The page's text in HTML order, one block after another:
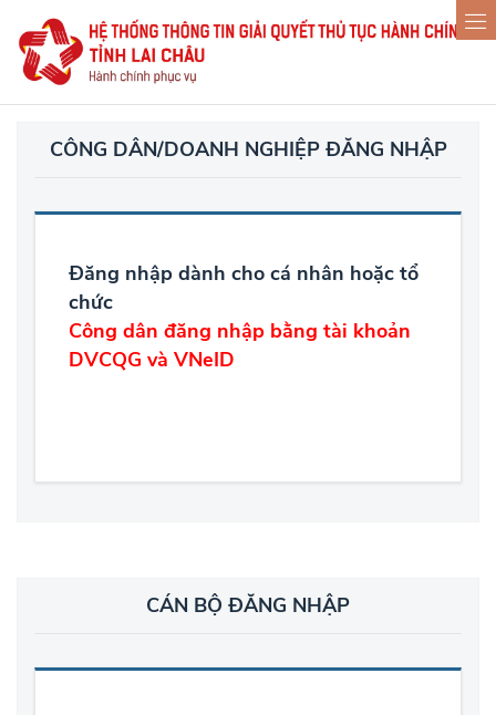
CÔNG DÂN/DOANH NGHIỆP ĐĂNG NHẬP
Đăng nhập dành cho cá nhân hoặc tổ
chức
Công dân đăng nhập bằng tài khoản
DVCQG và VNeID
CÁN BỘ ĐĂNG NHẬP